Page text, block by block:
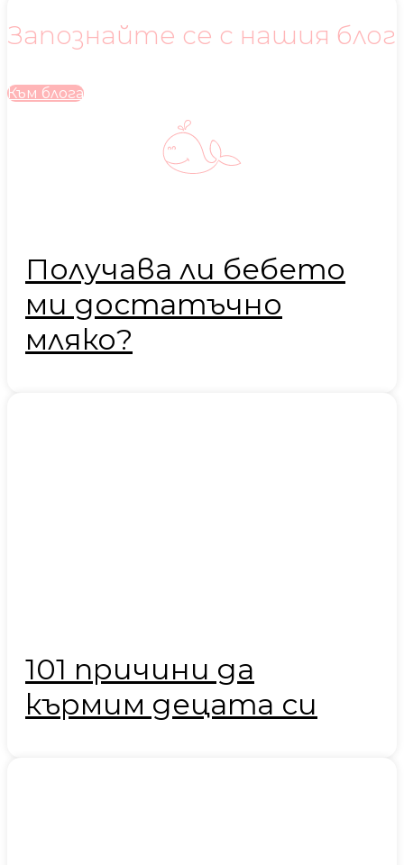
Запознайте се с нашия блог
Към блога
Получава ли бебето
ми достатъчно
мляко?
101 причини да
кърмим децата си